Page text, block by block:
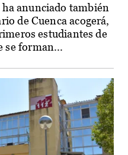
anunciado también
de Cuenca acogerá,
estudiantes de
se forman...